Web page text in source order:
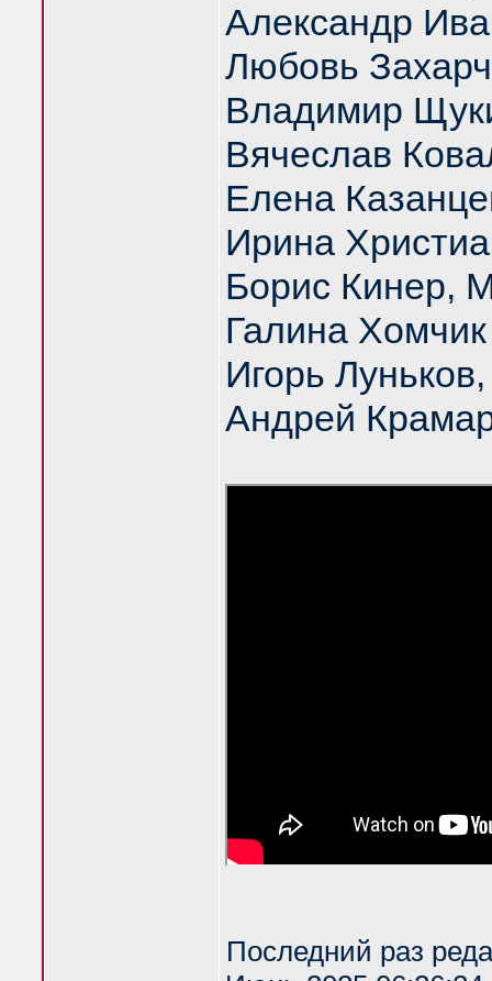
Александр
Любовь
Владимир
Вячеслав
Елена
Ирина
Борис Кинер,
Галина Хомчик
Игорь
Андрей
Последний раз